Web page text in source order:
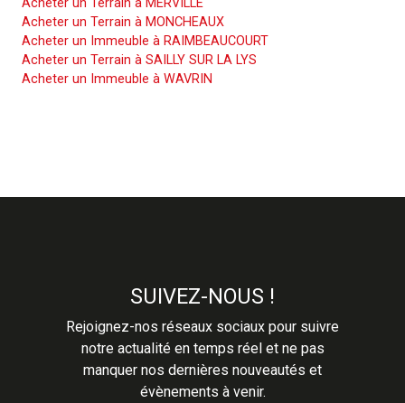
Acheter un Terrain à MERVILLE
Acheter un Terrain à MONCHEAUX
Acheter un Immeuble à RAIMBEAUCOURT
Acheter un Terrain à SAILLY SUR LA LYS
Acheter un Immeuble à WAVRIN
SUIVEZ-NOUS !
Rejoignez-nos réseaux sociaux pour suivre
notre actualité en temps réel et ne pas
manquer nos dernières nouveautés et
évènements à venir.